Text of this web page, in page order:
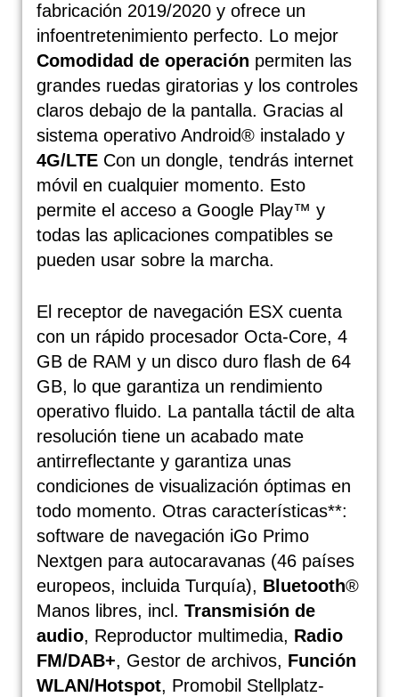
fabricación 2019/2020 y ofrece un
infoentretenimiento perfecto. Lo mejor
Comodidad de operación permiten las
grandes ruedas giratorias y los controles
claros debajo de la pantalla. Gracias al
sistema operativo Android® instalado y
4G/LTE Con un dongle, tendrás internet
móvil en cualquier momento. Esto
permite el acceso a Google Play™ y
todas las aplicaciones compatibles se
pueden usar sobre la marcha.
El receptor de navegación ESX cuenta
con un rápido procesador Octa-Core, 4
GB de RAM y un disco duro flash de 64
GB, lo que garantiza un rendimiento
operativo fluido. La pantalla táctil de alta
resolución tiene un acabado mate
antirreflectante y garantiza unas
condiciones de visualización óptimas en
todo momento. Otras características**:
software de navegación iGo Primo
Nextgen para autocaravanas (46 países
europeos, incluida Turquía), Bluetooth®
Manos libres, incl. Transmisión de
audio, Reproductor multimedia, Radio
FM/DAB+, Gestor de archivos, Función
WLAN/Hotspot, Promobil Stellplatz-